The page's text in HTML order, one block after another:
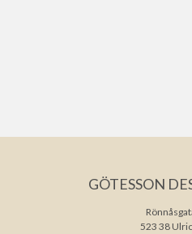
GÖTESSON
523 38